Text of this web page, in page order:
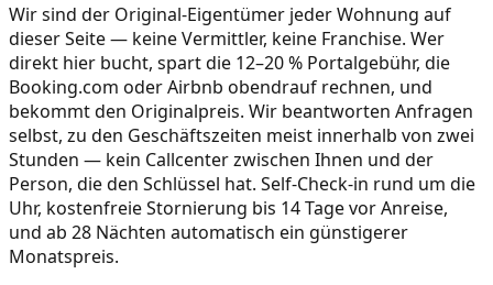
Wir sind der Original-Eigentümer jeder Wohnung auf
dieser Seite — keine Vermittler, keine Franchise. Wer
direkt hier bucht, spart die 12–20 % Portalgebühr, die
Booking.com oder Airbnb obendrauf rechnen, und
bekommt den Originalpreis. Wir beantworten Anfragen
selbst, zu den Geschäftszeiten meist innerhalb von zwei
Stunden — kein Callcenter zwischen Ihnen und der
Person, die den Schlüssel hat. Self-Check-in rund um die
Uhr, kostenfreie Stornierung bis 14 Tage vor Anreise,
und ab 28 Nächten automatisch ein günstigerer
Monatspreis.